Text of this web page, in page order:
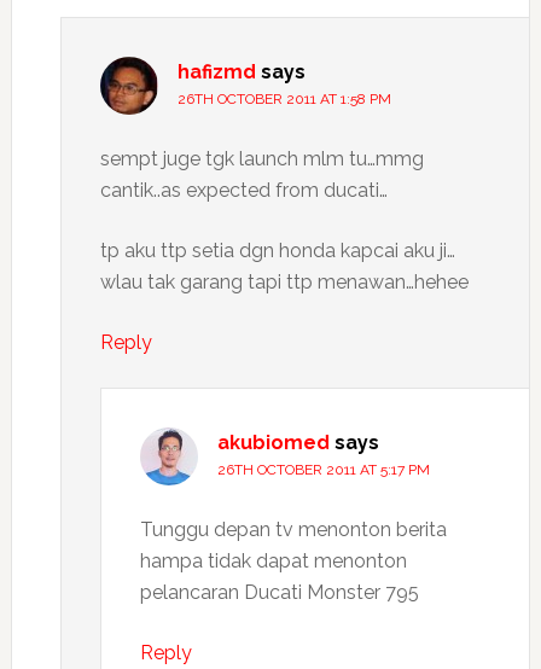
hafizmd says
26TH OCTOBER 2011 AT 1:58 PM
sempt juge tgk launch mlm tu…mmg
cantik..as expected from ducati…
tp aku ttp setia dgn honda kapcai aku ji…
wlau tak garang tapi ttp menawan…hehee
Reply
akubiomed says
26TH OCTOBER 2011 AT 5:17 PM
Tunggu depan tv menonton berita
hampa tidak dapat menonton
pelancaran Ducati Monster 795
Reply